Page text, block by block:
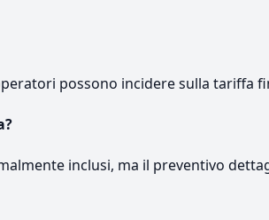
possono incidere sulla tariffa
inclusi, ma il preventivo